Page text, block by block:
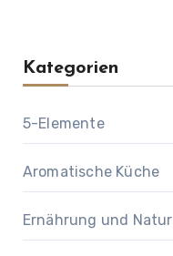
Kategorien
5-Elemente
Aromatische Küche
Ernährung und Natur